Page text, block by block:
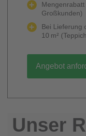
Mengenrabatt
Großkunden)
Bei Lieferung
10 m²
Angebot
Unser